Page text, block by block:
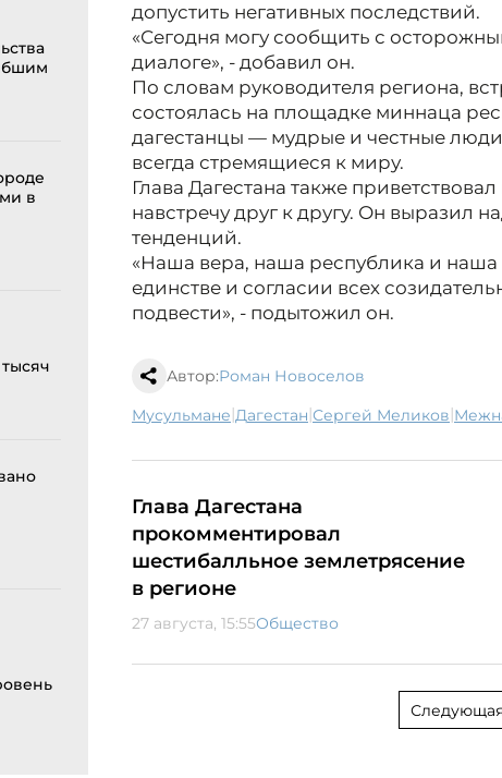
в
допустить негативных последствий.
«Сегодня могу сообщить с
диалоге», - добавил он.
По словам руководителя региона,
состоялась на площадке миннаца
дагестанцы — мудрые и честные
всегда стремящиеся к миру.
Глава Дагестана также
навстречу друг к другу. Он выразил
тенденций.
«Наша вера, наша республика и
единстве и согласии всех
подвести», - подытожил он.
Автор:Роман Новоселов
мусульмане| Дагестан| Сергей Меликов|
Глава Дагестана
прокомментировал
шестибалльное землетрясение
в регионе
27 августа, 15:55Общество